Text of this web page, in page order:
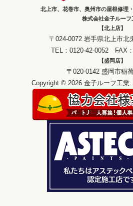
北上市、花巻市、奥州市の屋根修理
株式会社金子ルーフ
【北上店】
〒024-0072 岩手県北上市北
TEL：0120-42-0052 FAX
【盛岡店】
〒020-0142 盛岡市稲
Copyright © 2026 金子ルーフ工業.